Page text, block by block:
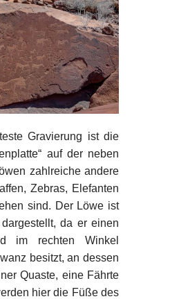
Gravierung ist die
auf der neben
zahlreiche andere
Zebras, Elefanten
sind. Der Löwe ist
da er einen
im rechten Winkel
besitzt, an dessen
Quaste, eine Fährte
hier die Füße des